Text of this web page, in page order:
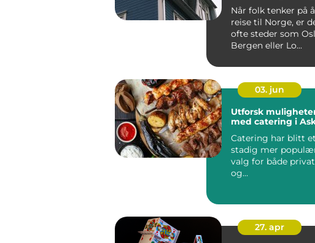
Når folk tenker på å
reise til Norge, er
ofte steder som
Bergen eller Lo...
03. jun
Utforsk
med catering i
Catering har blitt et
stadig mer
valg for både
og
27. apr